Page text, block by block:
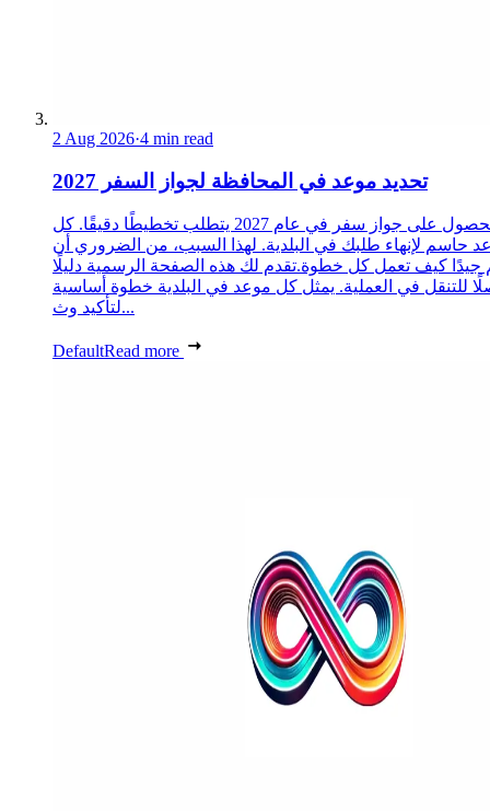
2 Aug 2026·4 min read
تحديد موعد في المحافظة لجواز السفر 2027
الحصول على جواز سفر في عام 2027 يتطلب تخطيطًا دقيقًا. كل
حاسم لإنهاء طلبك في البلدية. لهذا السبب، من الضروري أن
جيدًا كيف تعمل كل خطوة.تقدم لك هذه الصفحة الرسمية دليلًا
للتنقل في العملية. يمثل كل موعد في البلدية خطوة أساسية
لتأكيد وث...
DefaultRead more